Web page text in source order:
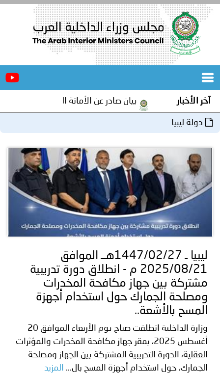
الرئيسية
المجلس
مؤتمرات
و
اجتماعات
جهود
و
إنجازات
برامج
توعوية
الخدمات
الإلكترونية
صور
وفيديو
مجلة
أصداء
الأمانة
إعلانات
من
نحن
اتصل
بنا
آخر الأخبار بيان صادر عن الأمانة العامة لمجلس وزراء
دولة ليبيا
ليبيا ـ 1447/02/27هــ الموافق
2025/08/21 م - انطلاق دورة تدريبية
مشتركة بين جهاز مكافحة المخدرات
ومصلحة الجمارك حول استخدام أجهزة
المسح بالأشعة..
وزارة الداخلية انطلقت صباح يوم الأربعاء الموافق 20
أغسطس 2025، بمقر جهاز مكافحة المخدرات والمؤثرات
العقلية، الدورة التدريبية المشتركة بين الجهاز ومصلحة
الجمارك، حول استخدام أجهزة المسح بال...
المزيد